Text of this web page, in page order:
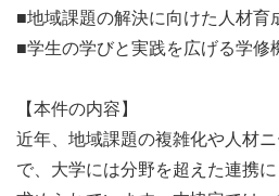
■地域課題の解決に向けた人材育
■学生の学びと実践を広げる学修
【本件の内容】
近年、地域課題の複雑化や人材
で、大学には分野を超えた連携